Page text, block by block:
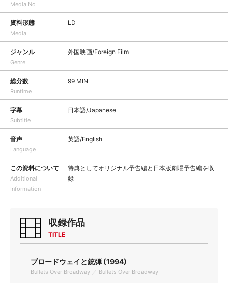
Media No
資料形態
Media
LD
ジャンル
Genre
外国映画/Foreign Film
総分数
Runtime
99 MIN
字幕
Subtitle
日本語/Japanese
音声
Language
英語/English
この資料について
Additional
Information
特典としてオリジナル予告編と日本版劇場予告編を収
録
収録作品
TITLE
ブロードウェイと銃弾 (1994)
Bullets Over Broadway ／ Bullets Over Broadway